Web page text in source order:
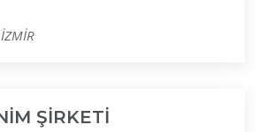
ŞİRKETİ